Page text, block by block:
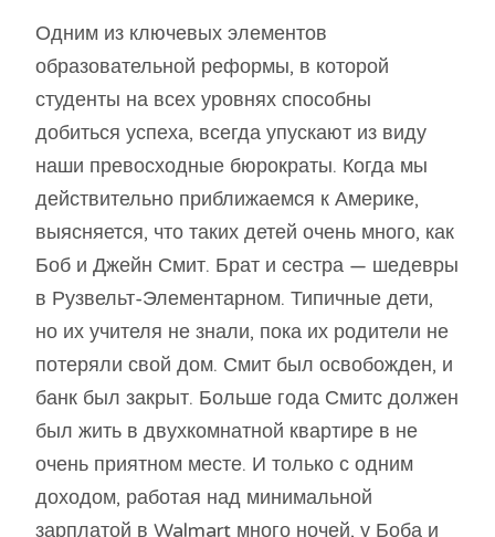
Одним из ключевых элементов
образовательной реформы, в которой
студенты на всех уровнях способны
добиться успеха, всегда упускают из виду
наши превосходные бюрократы. Когда мы
действительно приближаемся к Америке,
выясняется, что таких детей очень много, как
Боб и Джейн Смит. Брат и сестра — шедевры
в Рузвельт-Элементарном. Типичные дети,
но их учителя не знали, пока их родители не
потеряли свой дом. Смит был освобожден, и
банк был закрыт. Больше года Смитс должен
был жить в двухкомнатной квартире в не
очень приятном месте. И только с одним
доходом, работая над минимальной
зарплатой в Walmart много ночей, у Боба и